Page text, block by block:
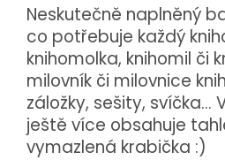
Neskutečně naplněný
co potřebuje každý
knihomolka, knihomil či
milovník či milovnice
záložky, sešity, svíčka...
ještě více obsahuje
vymazlená krabička :)